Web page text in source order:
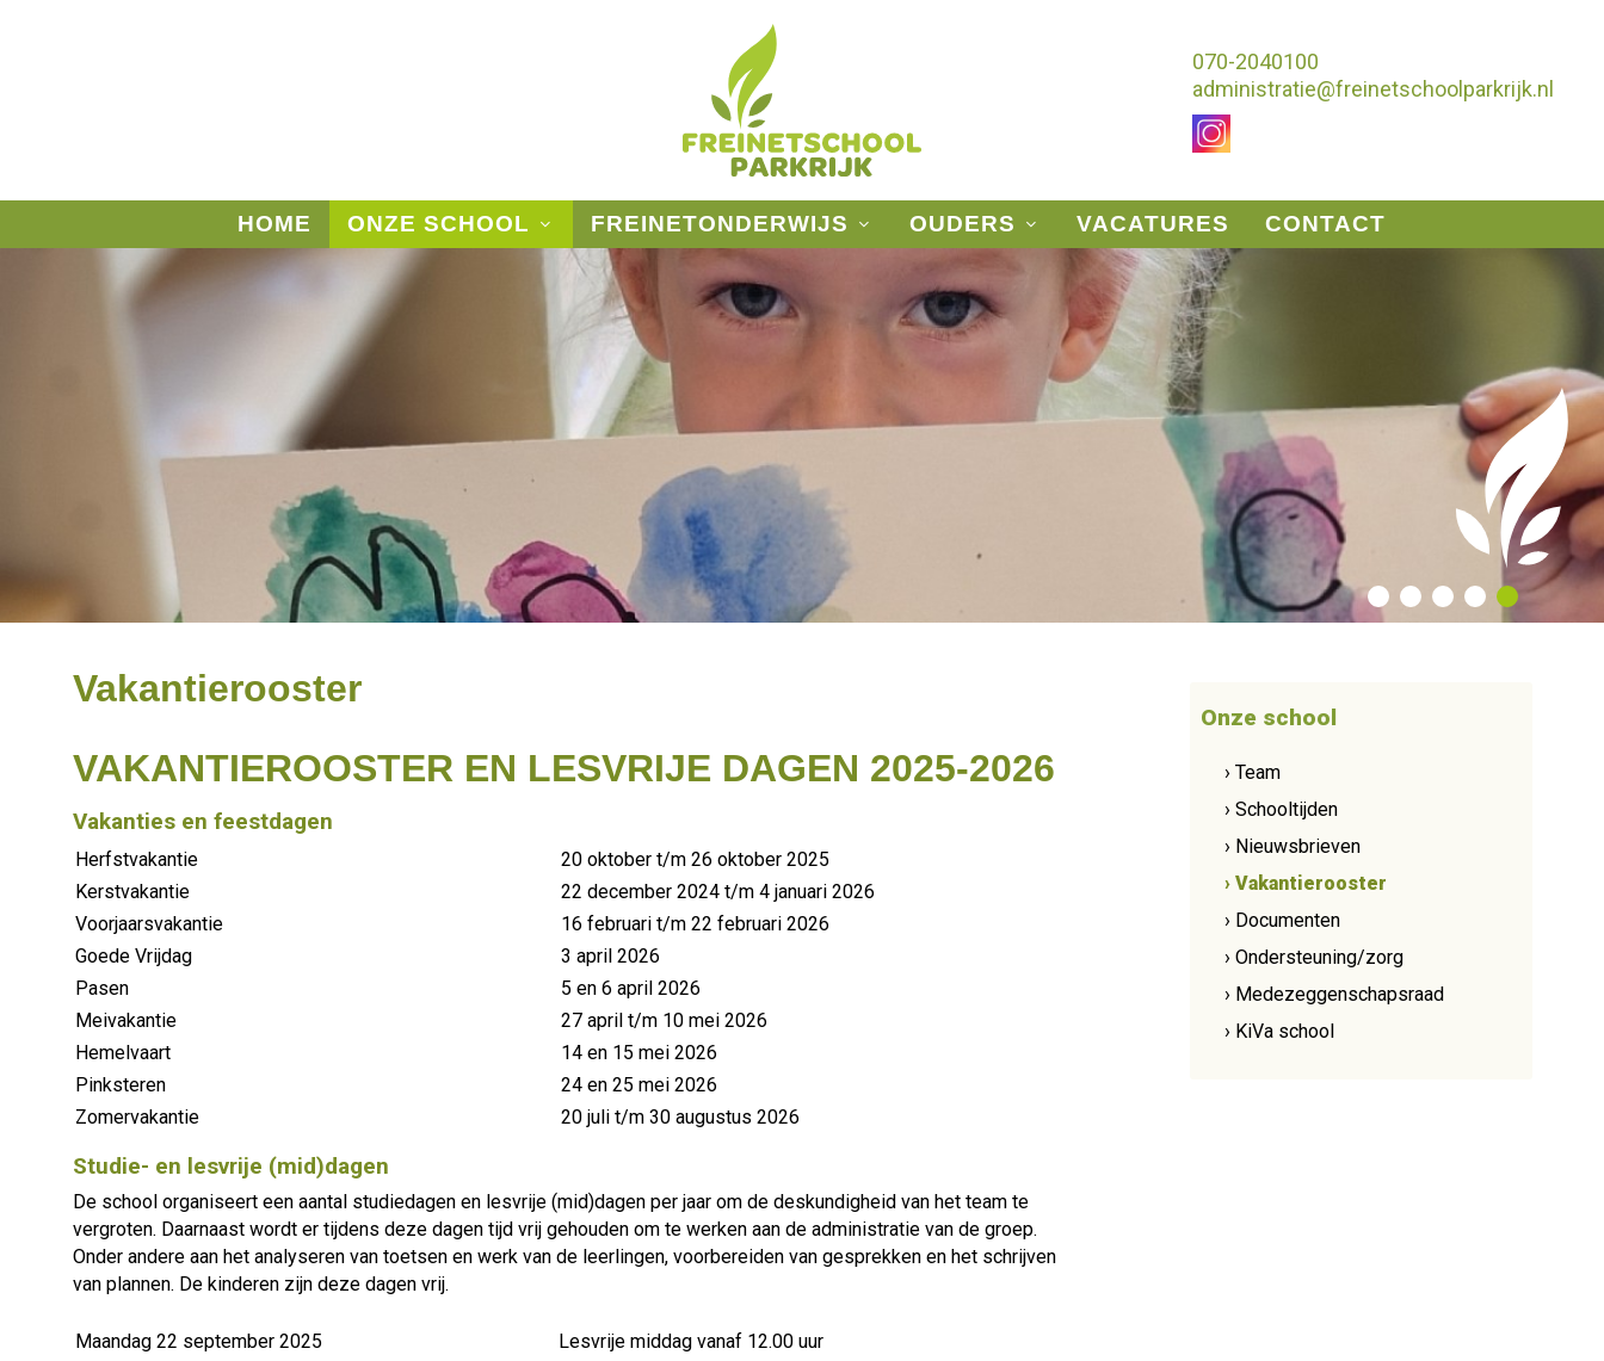
070-2040100
administratie@freinetschoolparkrijk.nl
HOME ONZE SCHOOL FREINETONDERWIJS OUDERS VACATURES CONTACT
Vakantierooster
VAKANTIEROOSTER EN LESVRIJE DAGEN 2025-2026
Vakanties en feestdagen
Herfstvakantie
20 oktober t/m 26 oktober 2025
Kerstvakantie
22 december 2024 t/m 4 januari 2026
Voorjaarsvakantie
16 februari t/m 22 februari 2026
Goede Vrijdag
3 april 2026
Pasen
5 en 6 april 2026
Meivakantie
27 april t/m 10 mei 2026
Hemelvaart
14 en 15 mei 2026
Pinksteren
24 en 25 mei 2026
Zomervakantie
20 juli t/m 30 augustus 2026
Studie- en lesvrije (mid)dagen
De school organiseert een aantal studiedagen en lesvrije (mid)dagen per jaar om de deskundigheid van het team te
vergroten. Daarnaast wordt er tijdens deze dagen tijd vrij gehouden om te werken aan de administratie van de groep.
Onder andere aan het analyseren van toetsen en werk van de leerlingen, voorbereiden van gesprekken en het schrijven
van plannen. De kinderen zijn deze dagen vrij.
Maandag 22 september 2025
Lesvrije middag vanaf 12.00 uur
Onze school
› Team
› Schooltijden
› Nieuwsbrieven
› Vakantierooster
› Documenten
› Ondersteuning/zorg
› Medezeggenschapsraad
› KiVa school